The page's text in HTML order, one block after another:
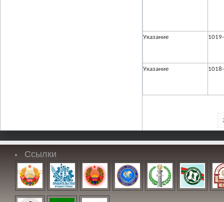
Указание
Указание
Ссылки